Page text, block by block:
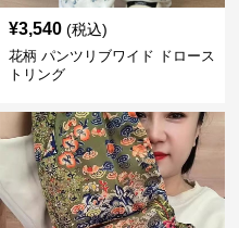
¥3,540 (税込)
花柄 パンツリブワイド ドロース
トリング